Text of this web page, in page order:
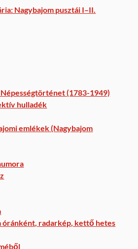
Nagybajom pusztái I–II.
(1783-1949)
hulladék
emlékek (Nagybajom
óránként, radarkép, kettő hetes